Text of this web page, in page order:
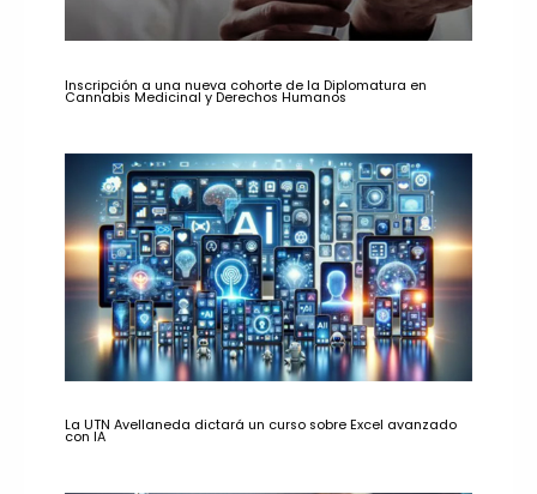
Inscripción a una nueva cohorte de la Diplomatura en
Cannabis Medicinal y Derechos Humanos
La UTN Avellaneda dictará un curso sobre Excel avanzado
con IA